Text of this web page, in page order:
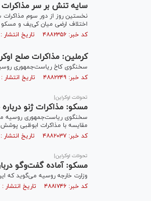
سایه تنش بر سر مذاکرات
اختلاف ارضی میان کی‌یف و مسکو
کد خبر: ۴۸۸۲۳۵۶ تاریخ انتشار : ۱۴۰۴/۱۱/۲۹
کرملین: مذاکرات صلح
سخنگوی کاخ ریاست‌جمهوری
کد خبر: ۴۸۸۲۲۴۹ تاریخ انتشار : ۱۴۰۴/۱۱/۲۸
تحولات اوکراین|
مسکو: مذاکرات ژنو
سخنگوی ریاست‌جمهوری روسیه
مقایسه با مذاکرات ابوظبی
کد خبر: ۴۸۸۲۰۳۷ تاریخ انتشار : ۱۴۰۴/۱۱/۲۷
تحولات اوکراین|
مسکو: آماده گفت‌وگو
وزارت خارجه روسیه می‌گوید که
کد خبر: ۴۸۸۱۷۴۶ تاریخ انتشار : ۱۴۰۴/۱۱/۲۶